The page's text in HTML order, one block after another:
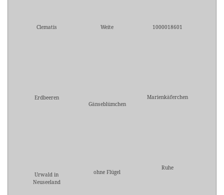
Clematis Weite 1000018601
Erdbeeren
Gänseblümchen
Marienkäferchen
Urwald in
Neuseeland
ohne Flügel
Ruhe